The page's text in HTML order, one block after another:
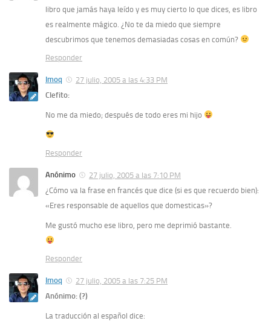
libro que jamás haya leído y es muy cierto lo que dices, es libro
es realmente mágico. ¿No te da miedo que siempre
descubrimos que tenemos demasiadas cosas en común?
Responder
Imoq
27 julio, 2005 a las 4:33 PM
Clefito:
No me da miedo; después de todo eres mi hijo
Responder
Anónimo
27 julio, 2005 a las 7:10 PM
¿Cómo va la frase en francés que dice (si es que recuerdo bien):
«Eres responsable de aquellos que domesticas»?
Me gustó mucho ese libro, pero me deprimió bastante.
Responder
Imoq
27 julio, 2005 a las 7:25 PM
Anónimo: (?)
La traducción al español dice: